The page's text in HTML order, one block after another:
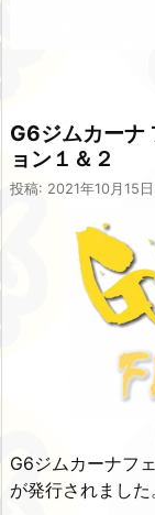
G6ジムカー
ョン１＆２
投稿: 2021年10月15日
G6ジムカーナフ
が発行されました